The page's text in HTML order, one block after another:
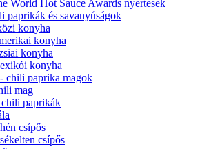
World Hot Sauce Awards nyertesek
paprikák és savanyúságok
konyha
konyha
konyha
konyha
chili paprika magok
mag
chili paprikák
csípős
csípős